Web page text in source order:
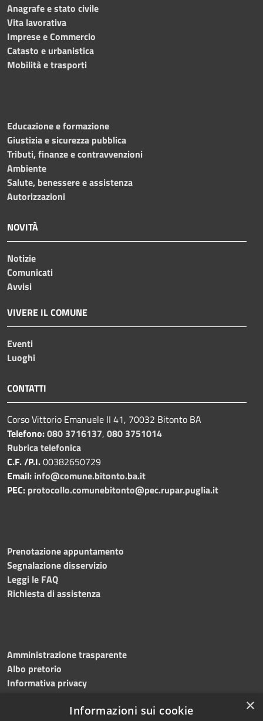
Anagrafe e stato civile
Vita lavorativa
Imprese e Commercio
Catasto e urbanistica
Mobilità e trasporti
Educazione e formazione
Giustizia e sicurezza pubblica
Tributi, finanze e contravvenzioni
Ambiente
Salute, benessere e assistenza
Autorizzazioni
NOVITÀ
Notizie
Comunicati
Avvisi
VIVERE IL COMUNE
Eventi
Luoghi
CONTATTI
Corso Vittorio Emanuele II 41, 70032 Bitonto BA
Telefono:080 3716137, 080 3751014
Rubrica telefonica
C.F. /P.I.00382650729
Email: info@comune.bitonto.ba.it
PEC: protocollo.comunebitonto@pec.rupar.puglia.it
Prenotazione appuntamento
Segnalazione disservizio
Leggi le FAQ
Richiesta di assistenza
Amministrazione trasparente
Albo pretorio
Informativa privacy
Dichiarazione di accessibilità Meccanismo di feedback ×
Informazioni sui cookie